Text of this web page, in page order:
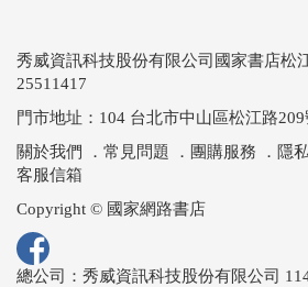
秀威資訊科技股份有限公司國家書店松
25511417
門市地址：104 台北市中山區松江路
關於我們
． 常見問題 ． 團購服務 ． 隱
客服信箱
Copyright © 國家網路書店
總公司：秀威資訊科技股份有限公司